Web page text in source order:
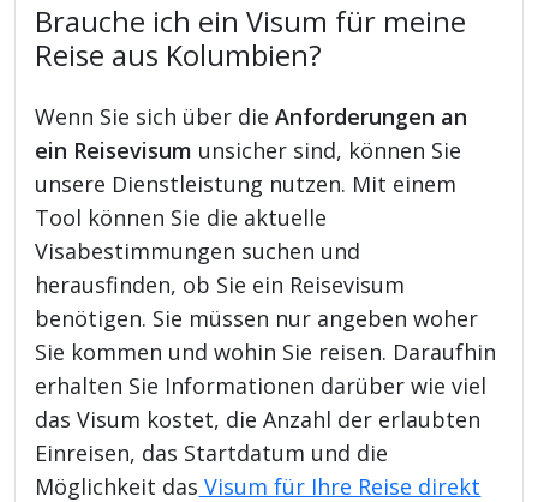
Brauche ich ein Visum für meine
Reise aus Kolumbien?
Wenn Sie sich über dieAnforderungen an
ein Reisevisum unsicher sind, können Sie
unsere Dienstleistung nutzen. Mit einem
Tool können Sie die aktuelle
Visabestimmungen suchen und
herausfinden, ob Sie ein Reisevisum
benötigen. Sie müssen nur angeben woher
Sie kommen und wohin Sie reisen. Daraufhin
erhalten Sie Informationen darüber wie viel
das Visum kostet, die Anzahl der erlaubten
Einreisen, das Startdatum und die
Möglichkeit das Visum für Ihre Reise direkt